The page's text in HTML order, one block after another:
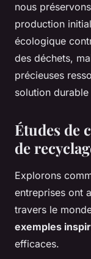
nous
production
écologique
des déchets,
précieuses
solution durable
Études de
de
Explorons
entreprises ont
travers le
exemples
efficaces.